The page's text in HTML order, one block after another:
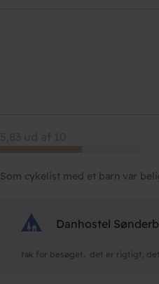
5,83 ud af 10
Som cykelist med et barn var
Danhostel
tak for besøget. det er rigtigt, det